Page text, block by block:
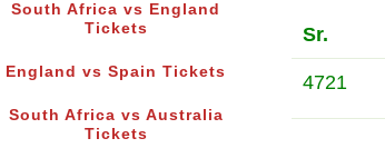
South Africa vs England
Tickets
England vs Spain Tickets
South Africa vs Australia
Tickets
Sr.
4721